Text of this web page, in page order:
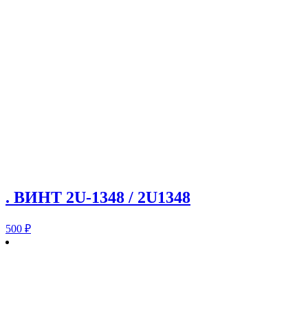
. ВИНТ 2U-1348 / 2U1348
500 ₽